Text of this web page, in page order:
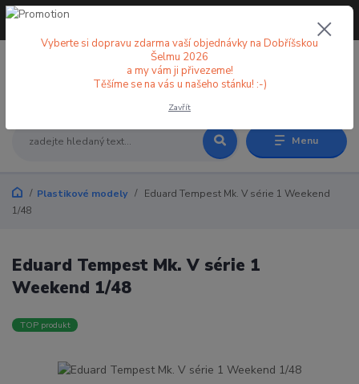
Menu
+420 773 998 582
Plastikové modely
Eduard Tempest Mk. V série 1 Weekend
1/48
Eduard Tempest Mk. V série 1
Weekend 1/48
TOP produkt
Vyberte si dopravu zdarma vaší objednávky na Dobříšskou
Šelmu 2026
a my vám ji přivezeme!
Těšíme se na vás u našeho stánku! :-)
Zavřít